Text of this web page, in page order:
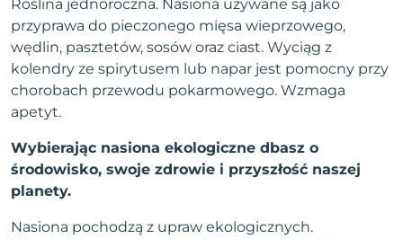
Roślina jednoroczna. Nasiona używane są jako
przyprawa do pieczonego mięsa wieprzowego,
wędlin, pasztetów, sosów oraz ciast. Wyciąg z
kolendry ze spirytusem lub napar jest pomocny przy
chorobach przewodu pokarmowego. Wzmaga
apetyt.
Wybierając nasiona ekologiczne dbasz o
środowisko, swoje zdrowie i przyszłość naszej
planety.
Nasiona pochodzą z upraw ekologicznych.